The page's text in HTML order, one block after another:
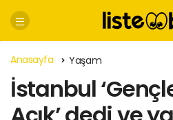
Anasayfa Yaşam
İstanbul